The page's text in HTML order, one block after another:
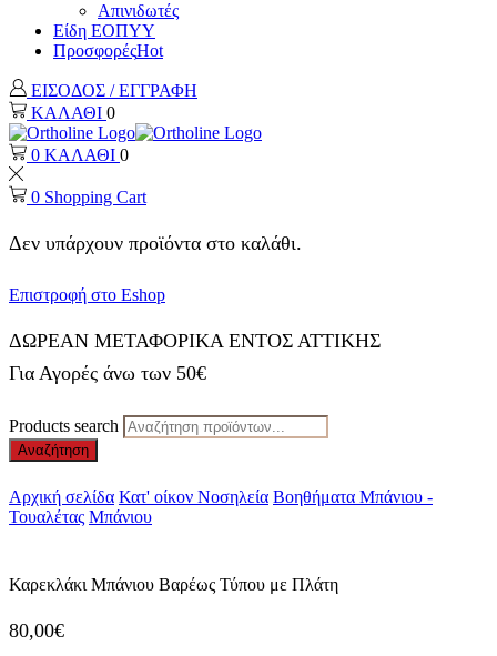
Απινιδωτές
Είδη ΕΟΠΥΥ
ΠροσφορέςHot
ΕΙΣΟΔΟΣ / ΕΓΓΡΑΦΗ
ΚΑΛΑΘΙ 0
0 ΚΑΛΑΘΙ 0
0 Shopping Cart
Δεν υπάρχουν προϊόντα στο καλάθι.
Επιστροφή στο Eshop
ΔΩΡΕΑΝ ΜΕΤΑΦΟΡΙΚΑ ΕΝΤΟΣ ΑΤΤΙΚΗΣ
Για Αγορές άνω των 50€
Products search
Αναζήτηση
Αρχική σελίδα Κατ' οίκον Νοσηλεία Βοηθήματα Μπάνιου -
Τουαλέτας Μπάνιου
Καρεκλάκι Μπάνιου Βαρέως Τύπου με Πλάτη
80,00€